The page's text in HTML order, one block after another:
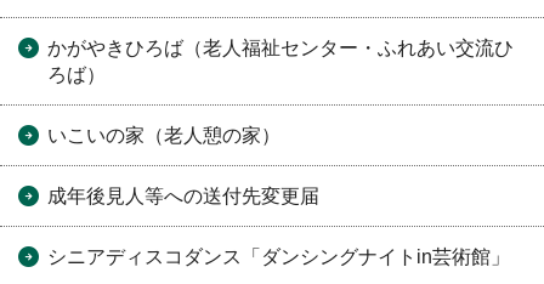
かがやきひろば（老人福祉センター・ふれあい交流ひ
ろば）
いこいの家（老人憩の家）
成年後見人等への送付先変更届
シニアディスコダンス「ダンシングナイトin芸術館」